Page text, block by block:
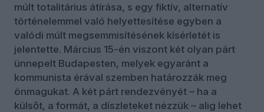
múlt totalitárius átírása, s egy fiktív, alternatív
történelemmel való helyettesítése egyben a
valódi múlt megsemmisítésének kísérletét is
jelentette. Március 15-én viszont két olyan párt
ünnepelt Budapesten, melyek egyaránt a
kommunista érával szemben határozzák meg
önmagukat. A két párt rendezvényét – ha a
külsőt, a formát, a díszleteket nézzük – alig lehet